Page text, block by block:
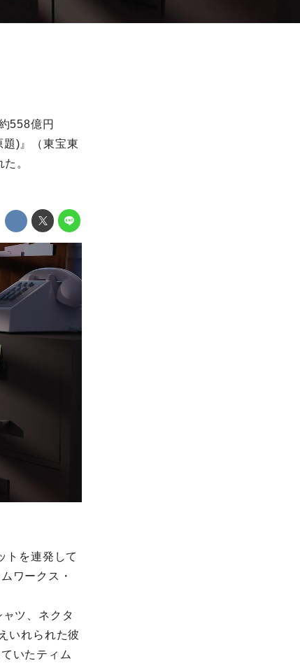
558億円
)』（東宝東
。
トを連発して
ワークス・
ツ、ネクタ
いれられた彼
いたティム